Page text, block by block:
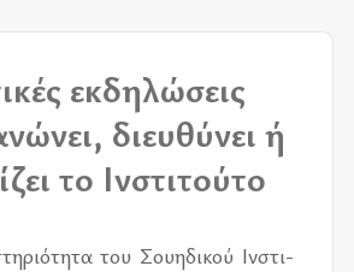
εκδηλώσεις
διευθύνει ή
το Ινστιτούτο
του Σου­η­δι­κού Ινστι­